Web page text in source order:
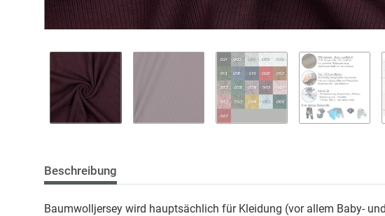
Beschreibung
Baumwolljersey wird hauptsächlich für Kleidung (vor allem Baby-